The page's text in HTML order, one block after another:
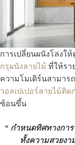
การเปลี่ยนผนังโล่งใ
กรุผนังลายไม้ ที่ให้รา
ความโมเดิร์นสามาร
วอลเปเปอร์ลายไม้ติด
ซ้อนขึ้น
“ กำหนดทิศทางการ
ทั้งความสวยง